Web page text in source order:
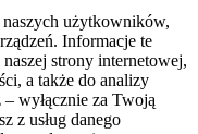
użytkowników,
Informacje te
strony internetowej,
a także do analizy
wyłącznie za Twoją
z usług danego